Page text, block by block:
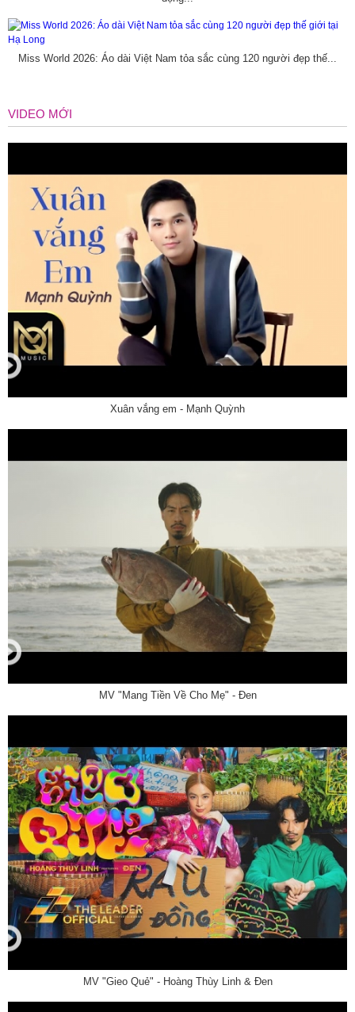
Miss World 2026: Áo dài Việt Nam tỏa sắc cùng 120 người đẹp thế...
VIDEO MỚI
Xuân vắng em - Mạnh Quỳnh
MV "Mang Tiền Về Cho Mẹ" - Đen
MV "Gieo Quẻ" - Hoàng Thùy Linh & Đen